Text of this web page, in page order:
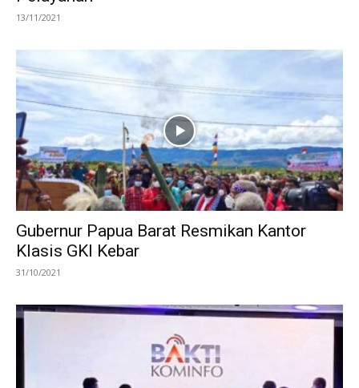
13/11/2021
Gubernur Papua Barat Resmikan Kantor
Klasis GKI Kebar
31/10/2021